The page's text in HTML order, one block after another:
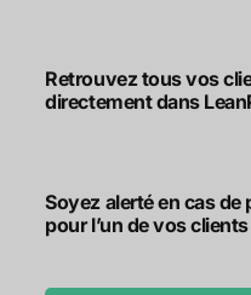
Retrouvez tous vos
directement dans
Soyez alerté en cas
pour l’un de vos clients